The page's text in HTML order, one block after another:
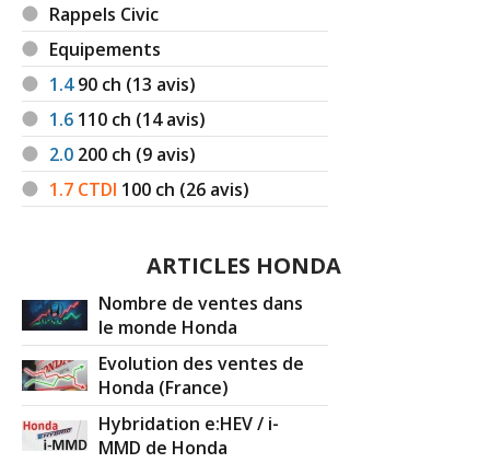
Rappels Civic
Equipements
1.490 ch (13 avis)
1.6 110 ch (14 avis)
2.0 200 ch (9 avis)
1.7 CTDI 100 ch (26 avis)
ARTICLES HONDA
Nombre de ventes dans
le monde Honda
Evolution des ventes de
Honda (France)
Hybridation e:HEV / i-
MMD de Honda